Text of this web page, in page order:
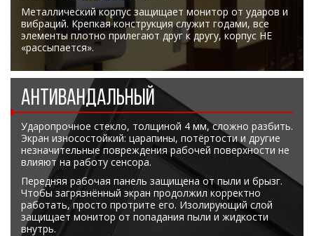
Металлический корпус защищает монитор от ударов и
вибраций. Крепкая конструкция служит годами, все
элементы плотно прилегают друг к другу, корпус НЕ
«рассыпается».
АНТИВАНДАЛЬНЫЙ
Ударопрочное стекло, толщиной 4 мм, сложно разбить.
Экран износостойкий: царапины, потёртости и другие
незначительные повреждения рабочей поверхности не
влияют на работу сенсора.
Передняя рабочая панель защищена от пыли и брызг.
Чтобы загрязнённый экран продолжил корректно
работать, просто протрите его. Изолирующий слой
защищает монитор от попадания пыли и жидкости
внутрь.